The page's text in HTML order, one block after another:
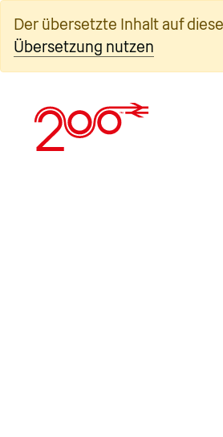
Inhalt
springen
Der übersetzte Inhalt auf
Übersetzung nutzen